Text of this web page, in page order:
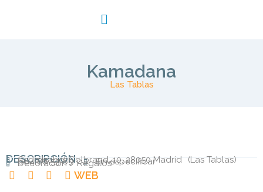
Kamadana
Las Tablas
DESCRIPCIÓN
C. de Isabel Colbrand, 10, 28050 Madrid (Las Tablas)
664 86 53 69 Sin especificar
Decoración / Regalos
WEB